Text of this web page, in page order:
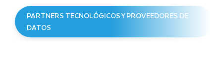
PARTNERS TECNOLÓGICOS Y PROVEEDORES DE
DATOS